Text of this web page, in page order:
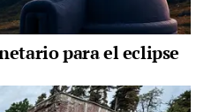
para el eclipse